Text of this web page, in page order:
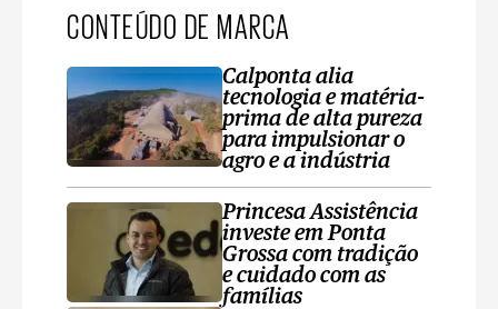
CONTEÚDO DE MARCA
Calponta alia
tecnologia e matéria-
prima de alta pureza
para impulsionar o
agro e a indústria
Princesa Assistência
investe em Ponta
Grossa com tradição
e cuidado com as
famílias